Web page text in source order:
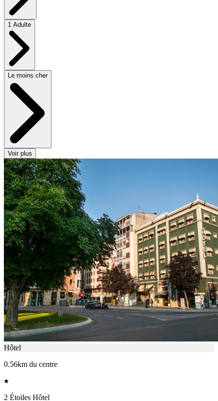
1 Adulte
Le moins cher
Voir plus
Hôtel
0.56km du centre
2 Étoiles Hôtel